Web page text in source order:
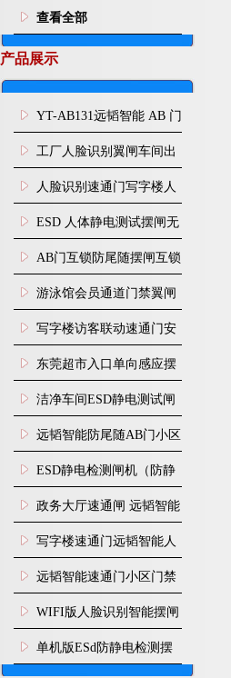
查看全部
产品展示
YT-AB131远韬智能 AB 门
闸机双通道互锁防尾随闸
机
工厂人脸识别翼闸车间出
入口人行通道门禁
人脸识别速通门写字楼人
行通道闸门禁设备
ESD 人体静电测试摆闸无
尘车间防静电闸机
AB门互锁防尾随摆闸互锁
闸机
游泳馆会员通道门禁翼闸
写字楼访客联动速通门安
装
东莞超市入口单向感应摆
闸安装
洁净车间ESD静电测试闸
机
远韬智能防尾随AB门小区
门禁闸机安装
​ESD静电检测闸机（防静
电门禁通道系统）
政务大厅速通闸 远韬智能
防尾随静音速通门
写字楼速通门远韬智能人
脸识别快速通道闸
远韬智能速通门小区门禁
闸机食堂消费摆闸
WIFI版人脸识别智能摆闸
机
单机版ESd防静电检测摆